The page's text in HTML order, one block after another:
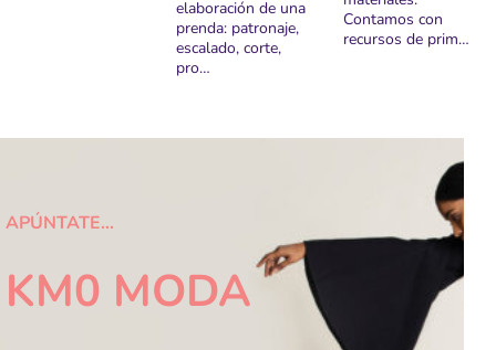
elaboración de una
prenda: patronaje,
escalado, corte,
pro…
Contamos con
recursos de prim…
APÚNTATE…
KM0 MODA